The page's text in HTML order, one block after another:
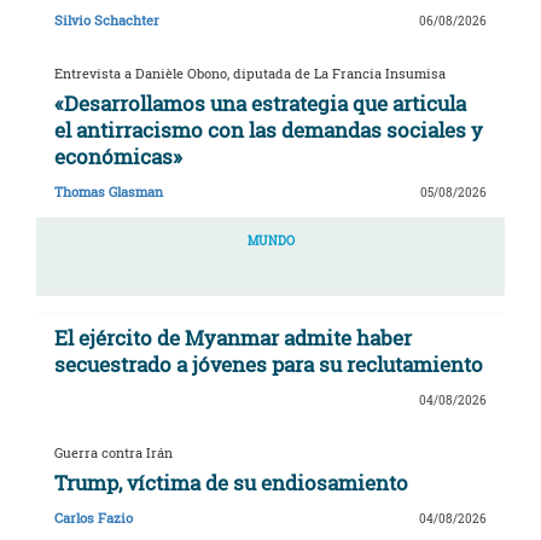
Silvio Schachter 06/08/2026
Entrevista a Danièle Obono, diputada de La Francia Insumisa
«Desarrollamos una estrategia que articula
el antirracismo con las demandas sociales y
económicas»
Thomas Glasman 05/08/2026
MUNDO
El ejército de Myanmar admite haber
secuestrado a jóvenes para su reclutamiento
04/08/2026
Guerra contra Irán
Trump, víctima de su endiosamiento
Carlos Fazio 04/08/2026